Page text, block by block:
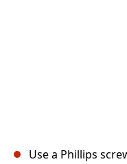
Use a Phillips